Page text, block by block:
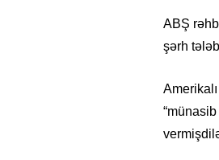
ABŞ
şərh